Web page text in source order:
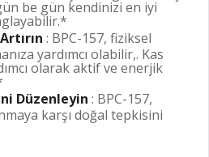
be gün kendinizi en iyi
: BPC-157, fiziksel
yardımcı olabilir,. Kas
olarak aktif ve enerjik
Düzenleyin : BPC-157,
karşı doğal tepkisini